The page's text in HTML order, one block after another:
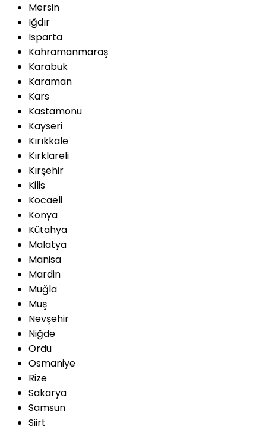
Mersin
Iğdır
Isparta
Kahramanmaraş
Karabük
Karaman
Kars
Kastamonu
Kayseri
Kırıkkale
Kırklareli
Kırşehir
Kilis
Kocaeli
Konya
Kütahya
Malatya
Manisa
Mardin
Muğla
Muş
Nevşehir
Niğde
Ordu
Osmaniye
Rize
Sakarya
Samsun
Siirt